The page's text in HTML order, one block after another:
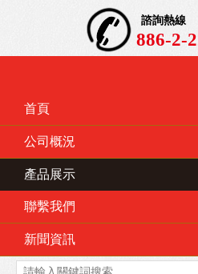
諮詢熱線
886-2-
首頁
公司概況
產品展示
聯繫我們
新聞資訊